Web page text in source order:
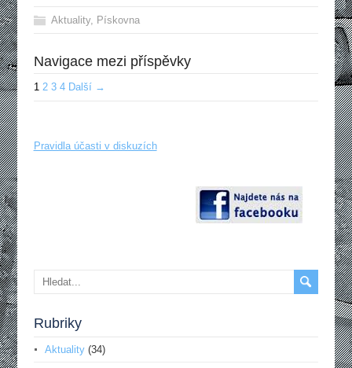
Aktuality, Pískovna
Navigace mezi příspěvky
1 2 3 4 Další →
Pravidla účasti v diskuzích
Rubriky
Aktuality(34)